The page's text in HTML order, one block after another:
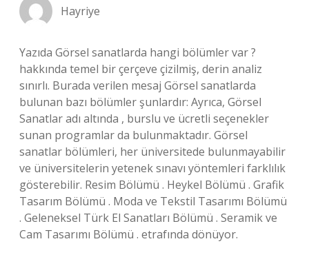
Hayriye
Yazıda Görsel sanatlarda hangi bölümler var ?
hakkında temel bir çerçeve çizilmiş, derin analiz
sınırlı. Burada verilen mesaj Görsel sanatlarda
bulunan bazı bölümler şunlardır: Ayrıca, Görsel
Sanatlar adı altında , burslu ve ücretli seçenekler
sunan programlar da bulunmaktadır. Görsel
sanatlar bölümleri, her üniversitede bulunmayabilir
ve üniversitelerin yetenek sınavı yöntemleri farklılık
gösterebilir. Resim Bölümü . Heykel Bölümü . Grafik
Tasarım Bölümü . Moda ve Tekstil Tasarımı Bölümü
. Geleneksel Türk El Sanatları Bölümü . Seramik ve
Cam Tasarımı Bölümü . etrafında dönüyor.